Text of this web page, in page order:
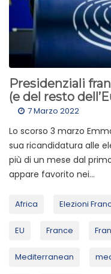
Presidenziali
(e del resto
7 Marzo 2022
Lo scorso 3 marzo
sua ricandidatura alle
più di un mese dal
appare favorito nei...
Africa Elezioni
EU France
Mediterranean